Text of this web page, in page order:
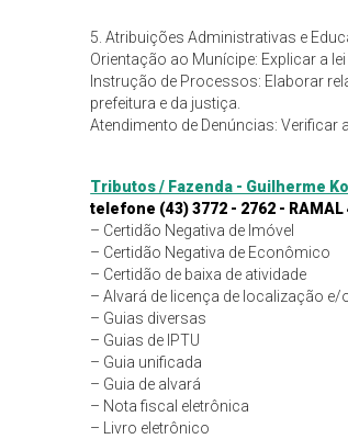
5. Atribuições Administrativas e
Orientação ao Munícipe: Explicar a
Instrução de Processos: Elaborar
prefeitura e da justiça.
Atendimento de Denúncias:
Tributos / Fazenda - Guilherme
telefone (43) 3772 - 2762 - RAMAL
– Certidão Negativa de Imóvel
– Certidão Negativa de Econômico
– Certidão de baixa de atividade
– Alvará de licença de localização
– Guias diversas
– Guias de IPTU
– Guia unificada
– Guia de alvará
– Nota fiscal eletrônica
– Livro eletrônico